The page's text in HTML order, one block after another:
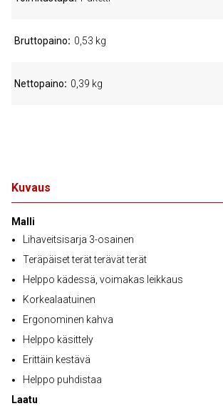
Kuvaus
Malli
Lihaveitsisarja 3-osainen
Teräpäiset terät terävät terät
Helppo kädessä, voimakas leikkaus
Korkealaatuinen
Ergonominen kahva
Helppo käsittely
Erittäin kestävä
Helppo puhdistaa
Laatu
Bruttopaino 0,53 kg
Nettopaino 0,39 kg